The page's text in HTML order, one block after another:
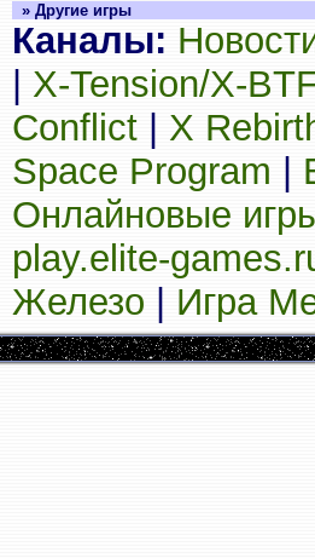
» Другие игры
Каналы:
X-Tension/X-
Conflict
X
Space Program
Онлайновые
play.elite-
Железо
Игра